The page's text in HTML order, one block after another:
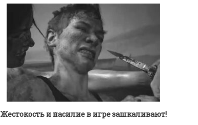
Жестокость и насилие в игре зашкаливают!